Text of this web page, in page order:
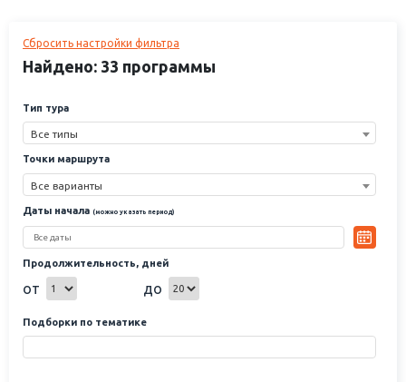
Сбросить настройки фильтра
Найдено: 33 программы
Тип тура
Все типы
Точки маршрута
Все варианты
Даты начала (можно указать период)
Продолжительность, дней
от до
Подборки по тематике